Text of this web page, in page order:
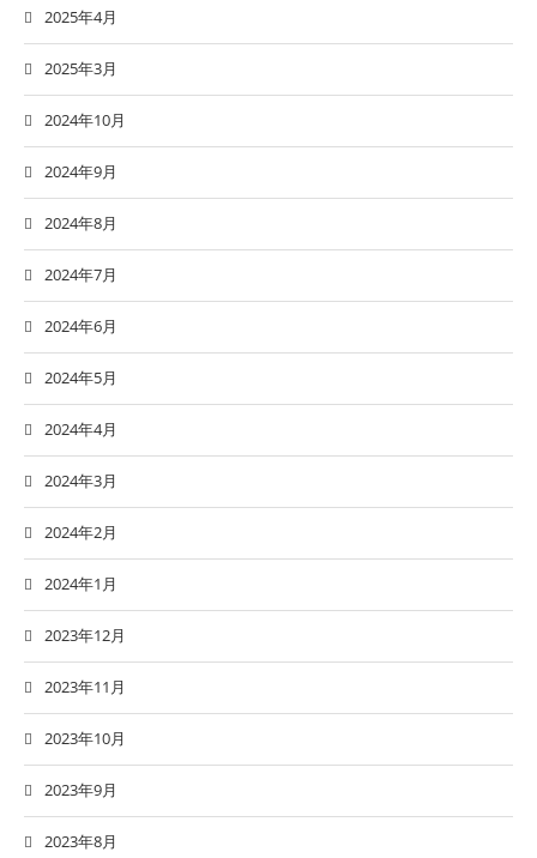
2025年4月
2025年3月
2024年10月
2024年9月
2024年8月
2024年7月
2024年6月
2024年5月
2024年4月
2024年3月
2024年2月
2024年1月
2023年12月
2023年11月
2023年10月
2023年9月
2023年8月